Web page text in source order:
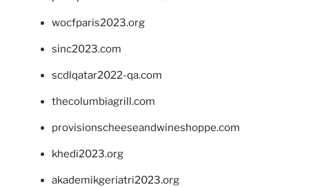
wocfparis2023.org
sinc2023.com
scdlqatar2022-qa.com
thecolumbiagrill.com
provisionscheeseandwineshoppe.com
khedi2023.org
akademikgeriatri2023.org